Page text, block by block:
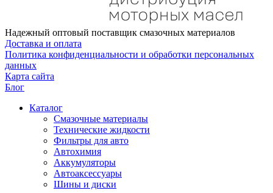
Надежный оптовый поставщик смазочных материалов
Доставка и оплата
Политика конфиденциальности и обработки персональных
данных
Карта сайта
Блог
Каталог
Смазочные материалы
Технические жидкости
Фильтры для авто
Автохимия
Аккумуляторы
Автоаксессуары
Шины и диски